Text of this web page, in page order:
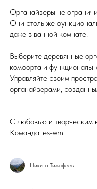
Органайзеры не
Они столь же
даже в ванной комнате.
Выберите деревянные
комфорта и
Управляйте своим
органайзерами,
С любовью и творческим
Команда les-wm
Никита Тимофеев